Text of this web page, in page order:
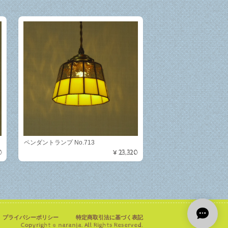
ペンダントランプ No.713
¥23,320
プライバシーポリシー 特定商取引法に基づく表記
Copyright © naranja. All Rights Reserved.